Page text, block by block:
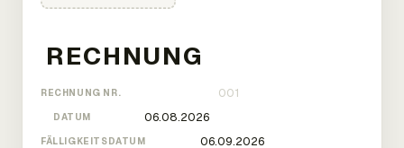
RECHNUNG NR.
DATUM
FÄLLIGKEITSDATUM